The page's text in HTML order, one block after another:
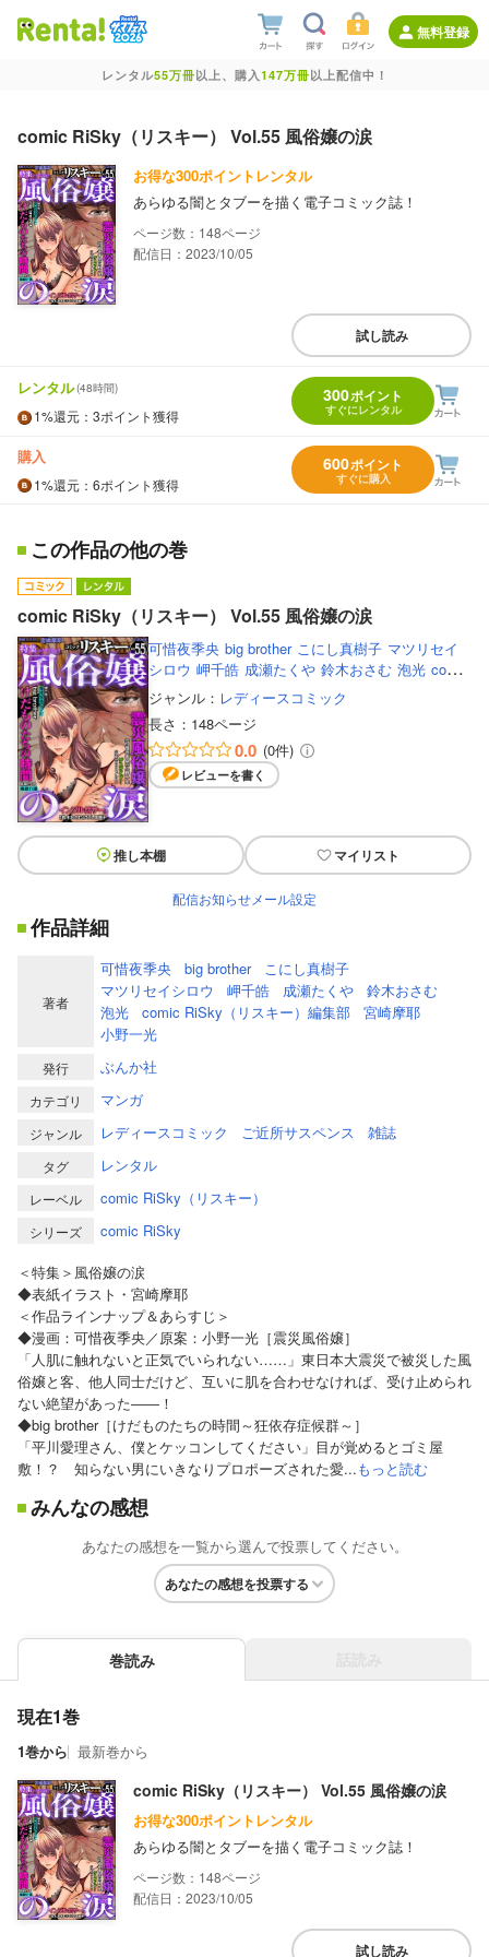
無料登録
レンタル55万冊以上、購入147万冊以上配信中！
comic RiSky（リスキー） Vol.55 風俗嬢の涙
お得な300ポイントレンタル
あらゆる闇とタブーを描く電子コミック誌！
148
配信日：2023/10/05
試し読み
レンタル(48時間)
1%還元 ：3ポイント獲得
300ポイント
すぐにレンタル
購入
1%還元 ：6ポイント獲得
600ポイント
すぐに購入
この作品の他の巻
comic RiSky（リスキー） Vol.55 風俗嬢の涙
可惜夜季央 big brother こにし真樹子 マツリセイ
シロウ 岬千皓 成瀬たくや 鈴木おさむ 泡光 comic
RiSky（リスキー）編集部
宮崎摩耶
ジャンル： レディースコミック
長さ： 148ページ
0.0 (0件)
レビューを書く
推し本棚 マイリスト
配信お知らせメール設定
作品詳細
著者
可惜夜季央 big brother
こにし真樹子
マツリセイシロウ
岬千皓 成瀬たくや
鈴木おさむ
泡光
comic RiSky（リスキー）編集部
宮崎摩耶
小野一光
発行 ぶんか社
カテゴリ マンガ
ジャンル レディースコミック ご近所サスペンス 雑誌
タグ レンタル
レーベル comic RiSky（リスキー）
シリーズ
comic RiSky
＜特集＞風俗嬢の涙
◆表紙イラスト・宮崎摩耶
＜作品ラインナップ＆あらすじ＞
◆漫画：可惜夜季央／原案：小野一光［震災風俗嬢］
「人肌に触れないと正気でいられない……」東日本大震災で被災した風
俗嬢と客、他人同士だけど、互いに肌を合わせなければ、受け止められ
ない絶望があった――！
◆big brother［けだものたちの時間～狂依存症候群～］
「平川愛理さん、僕とケッコンしてください」目が覚めるとゴミ屋
敷！？ 知らない男にいきなりプロポーズされた愛...もっと読む
みんなの感想
あなたの感想を一覧から選んで投票してください。
あなたの感想を投票する
巻読み
現在1巻
1巻から 最新巻から
comic RiSky（リスキー） Vol.55 風俗嬢の涙
お得な300ポイントレンタル
あらゆる闇とタブーを描く電子コミック誌！
148
配信日：2023/10/05
試し読み